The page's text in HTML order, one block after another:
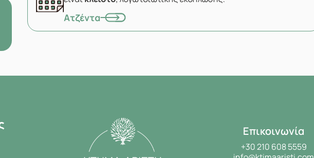
Ατζέντα
Επικοινωνία
+30 210 608 5559